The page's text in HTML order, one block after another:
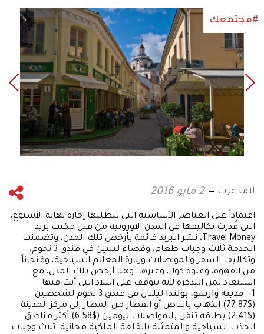
#مجتمعك
لاما عزت 2 مايو 2016
اعتماداً على العناصر الأساسية التي تتطلبها إجازة نهاية الأسبوع،
التي قُدرت تكاليفها في المدن الأوروبية من قبل مكتب بريد
Travel Money، نشر البريد قائمة بأرخص تلك المدن، وتضمنت
الخدمة ثلاث وجبات طعام، وقضاء ليلتين في فندق 3 نجوم،
وتكاليف السفر والمواصلات وزيارة المعالم السياحية، وفنجاناً
من القهوة، وعبوة كولا، وغيرها، وهنا أرخص تلك المدن، مع
استبعاد ثمن التذكرة لأنه يتوقف على البلاد التي أنت فيها.
1- مدينة وارسو، بولندا
ليلتان في فندق 3 نجوم لشخصين
($77.87) الذهاب بالباص أو القطار من المطار إلى مركز المدينة
($2.41) بطاقة تنقل بالمواصلات ليومين ($6.58) أكثر مناطق
الجذب السياحية والمتمثلة بالقلعة الملكية مجانية. ثلاث وجبات